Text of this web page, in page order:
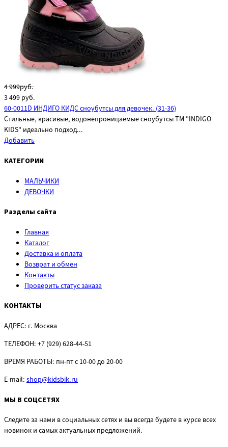
4 999руб.
3 499 руб.
60-0011D ИНДИГО КИДС сноубутсы для девочек. (31-36)
Стильные, красивые, водонепроницаемые сноубутсы ТМ "INDIGO
KIDS" идеально подход...
Добавить
КАТЕГОРИИ
МАЛЬЧИКИ
ДЕВОЧКИ
Разделы сайта
Главная
Каталог
Доставка и оплата
Возврат и обмен
Контакты
Проверить статус заказа
КОНТАКТЫ
АДРЕС: г. Москва
ТЕЛЕФОН: +7 (929) 628-44-51
ВРЕМЯ РАБОТЫ: пн-пт с 10-00 до 20-00
E-mail: shop@kidsbik.ru
МЫ В СОЦСЕТЯХ
Следите за нами в социальных сетях и вы всегда будете в курсе всех
новинок и самых актуальных предложений.